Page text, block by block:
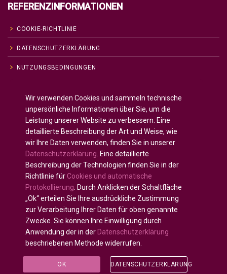
REFERENZINFORMATIONEN
COOKIE-RICHTLINIE
DATENSCHUTZERKLÄRUNG
NUTZUNGSBEDINGUNGEN
(Englisch
Español(Spanisch)
Français( Französisch)
العربية( Arabisch
Português(Portugiesisch, Portugal)
Alle Rechte vorbehalten © 2020 - 2025
U-INTOSAI —
Accounts Chamber of the Russian Federation©FSI
«CEAIT SP»
Wir verwenden Cookies und sammeln technische
unpersönliche Informationen über Sie, um die
Leistung unserer Website zu verbessern. Eine
detaillierte Beschreibung der Art und Weise, wie
wir Ihre Daten verwenden, finden Sie in unserer
Datenschutzerklärung . Eine detaillierte
Beschreibung der Technologien finden Sie in der
Richtlinie für Cookies und automatische
Protokollierung . Durch Anklicken der Schaltfläche
„Ok“ erteilen Sie Ihre ausdrückliche Zustimmung
zur Verarbeitung Ihrer Daten für oben genannte
Zwecke. Sie können Ihre Einwilligung durch
Anwendung der in der Datenschutzerklärung
beschriebenen Methode widerrufen.
OK DATENSCHUTZERKLÄRUNG